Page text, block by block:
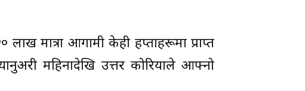
मात्रा आगामी केही हप्ताहरूमा प्राप्त
महिनादेखि उत्तर कोरियाले आफ्नो